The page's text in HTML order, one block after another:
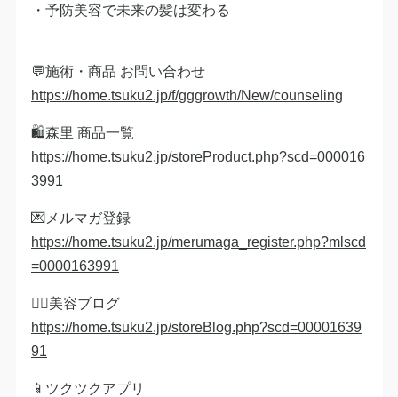
・予防美容で未来の髪は変わる
💬施術・商品 お問い合わせ
https://home.tsuku2.jp/f/gggrowth/New/counseling
🛍森里 商品一覧
https://home.tsuku2.jp/storeProduct.php?scd=000016
3991
💌メルマガ登録
https://home.tsuku2.jp/merumaga_register.php?mlscd
=0000163991
💇‍♀️美容ブログ
https://home.tsuku2.jp/storeBlog.php?scd=00001639
91
📱ツクツクアプリ